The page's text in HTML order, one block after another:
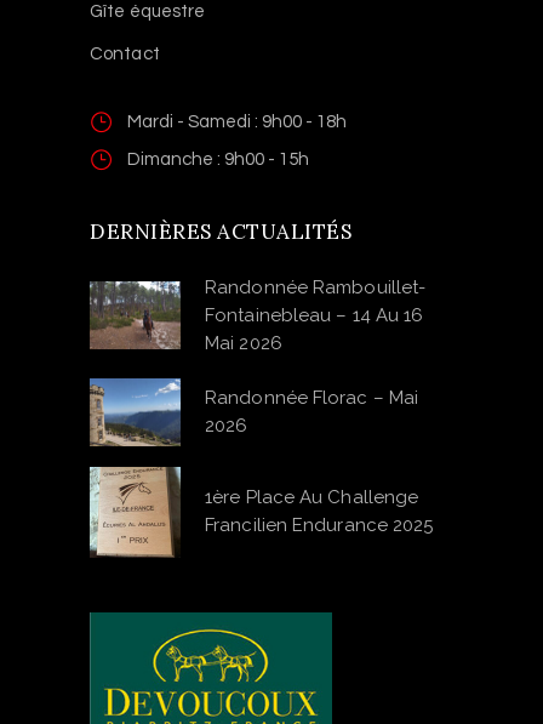
Gîte équestre
Contact
Mardi - Samedi : 9h00 - 18h
Dimanche : 9h00 - 15h
DERNIÈRES ACTUALITÉS
Randonnée Rambouillet-
Fontainebleau – 14 Au 16
Mai 2026
Randonnée Florac – Mai
2026
1ère Place Au Challenge
Francilien Endurance 2025